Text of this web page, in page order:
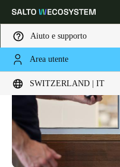
Aiuto e supporto
Area utente
SWITZERLAND | IT
Scegli la tua posizione e le
Europe
Switzerland|Italiano